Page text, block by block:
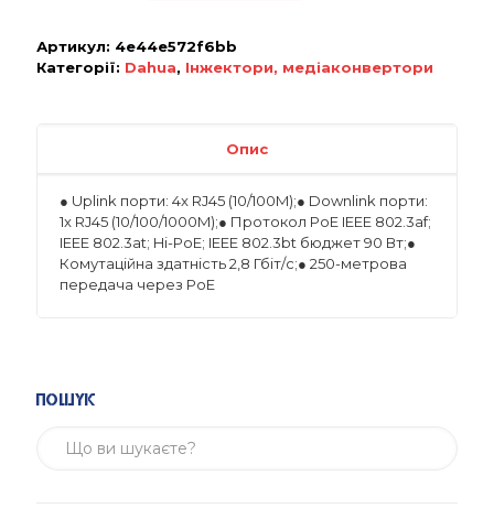
Артикул: 4e44e572f6bb
Категорії: Dahua, Інжектори, медіаконвертори
Опис
● Uplink порти: 4x RJ45 (10/100M);● Downlink порти:
1x RJ45 (10/100/1000M);● Протокол PoE IEEE 802.3af;
IEEE 802.3at; Hi-PoE; IEEE 802.3bt бюджет 90 Вт;●
Комутаційна здатність 2,8 Гбіт/с;● 250-метрова
передача через PoE
Пошук